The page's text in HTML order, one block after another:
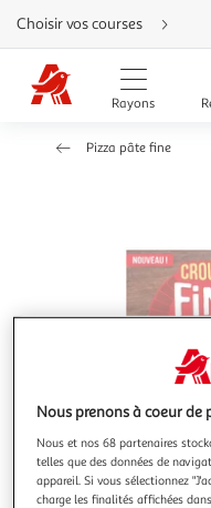
Aller
directement
au
contenu
Aller
directement
Aller
Choisir vos courses
Rayons
Pizza pâte fine
Nous prenons à coeur de
Nous et nos 68 partenaires
telles que des données de
appareil. Si vous sélectionnez
charge les finalités affichées